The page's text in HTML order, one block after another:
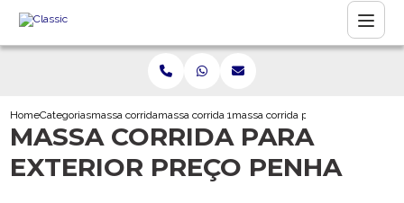
HomeCategoriasmassa corridamassa corrida 18 litrosmassa corrida para exterior preco
MASSA CORRIDA PARA
EXTERIOR PREÇO PENHA